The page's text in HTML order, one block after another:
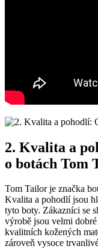
2. Kvalita a⁣
‍o ⁢botách ‍Tom‍
Tom Tailor je značka
Kvalita​ a pohodlí⁣ jsou
tyto boty. Zákazníci ‍se
výrobě jsou velmi
‍kvalitních kožených
⁤zároveň vysoce